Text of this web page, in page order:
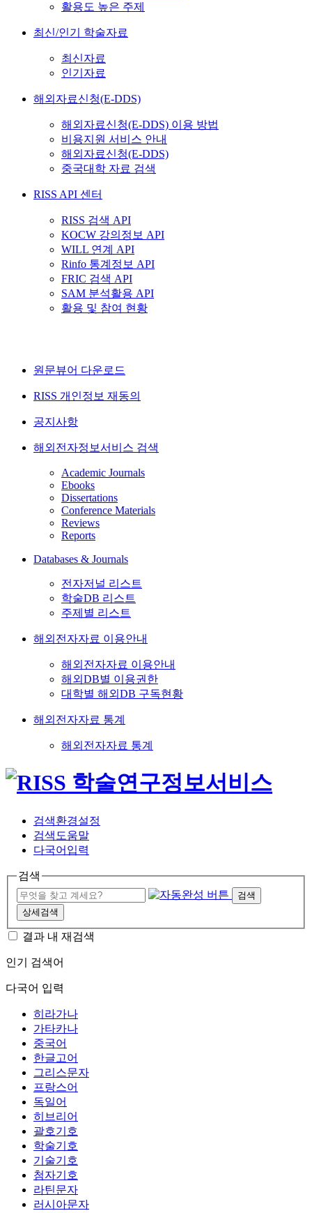
활용도 높은 주제
최신/인기 학술자료
최신자료
인기자료
해외자료신청(E-DDS)
해외자료신청(E-DDS) 이용 방법
비용지원 서비스 안내
해외자료신청(E-DDS)
중국대학 자료 검색
RISS API 센터
RISS 검색 API
KOCW 강의정보 API
WILL 연계 API
Rinfo 통계정보 API
FRIC 검색 API
SAM 분석활용 API
활용 및 참여 현황
원문뷰어 다운로드
RISS 개인정보 재동의
공지사항
해외전자정보서비스 검색
Academic Journals
Ebooks
Dissertations
Conference Materials
Reviews
Reports
Databases & Journals
전자저널 리스트
학술DB 리스트
주제별 리스트
해외전자자료 이용안내
해외전자자료 이용안내
해외DB별 이용권한
대학별 해외DB 구독현황
해외전자자료 통계
해외전자자료 통계
검색환경설정
검색도움말
다국어입력
검색
검색
상세검색
결과 내 재검색
인기 검색어
다국어 입력
히라가나
가타카나
중국어
한글고어
그리스문자
프랑스어
독일어
히브리어
괄호기호
학술기호
기술기호
첨자기호
라틴문자
러시아문자